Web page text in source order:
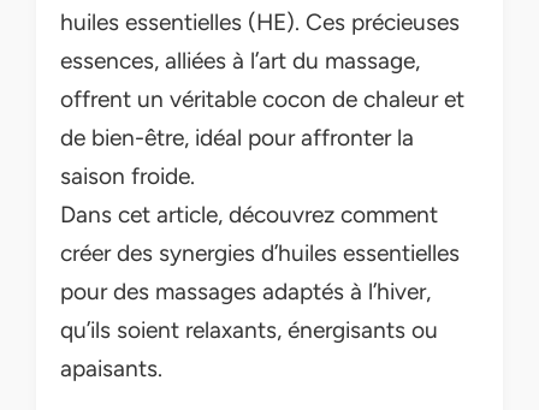
huiles essentielles (HE). Ces précieuses
essences, alliées à l’art du massage,
offrent un véritable cocon de chaleur et
de bien-être, idéal pour affronter la
saison froide.
Dans cet article, découvrez comment
créer des synergies d’huiles essentielles
pour des massages adaptés à l’hiver,
qu’ils soient relaxants, énergisants ou
apaisants.